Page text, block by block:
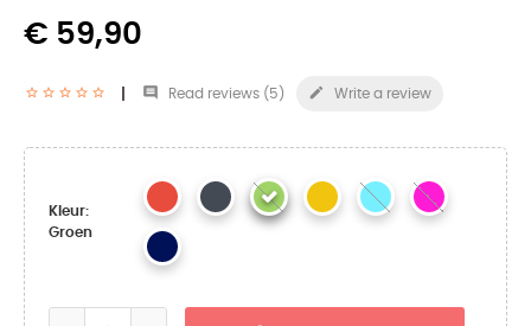
€ 59,90
 Read reviews (5 )  Write a review
Kleur:
Groen